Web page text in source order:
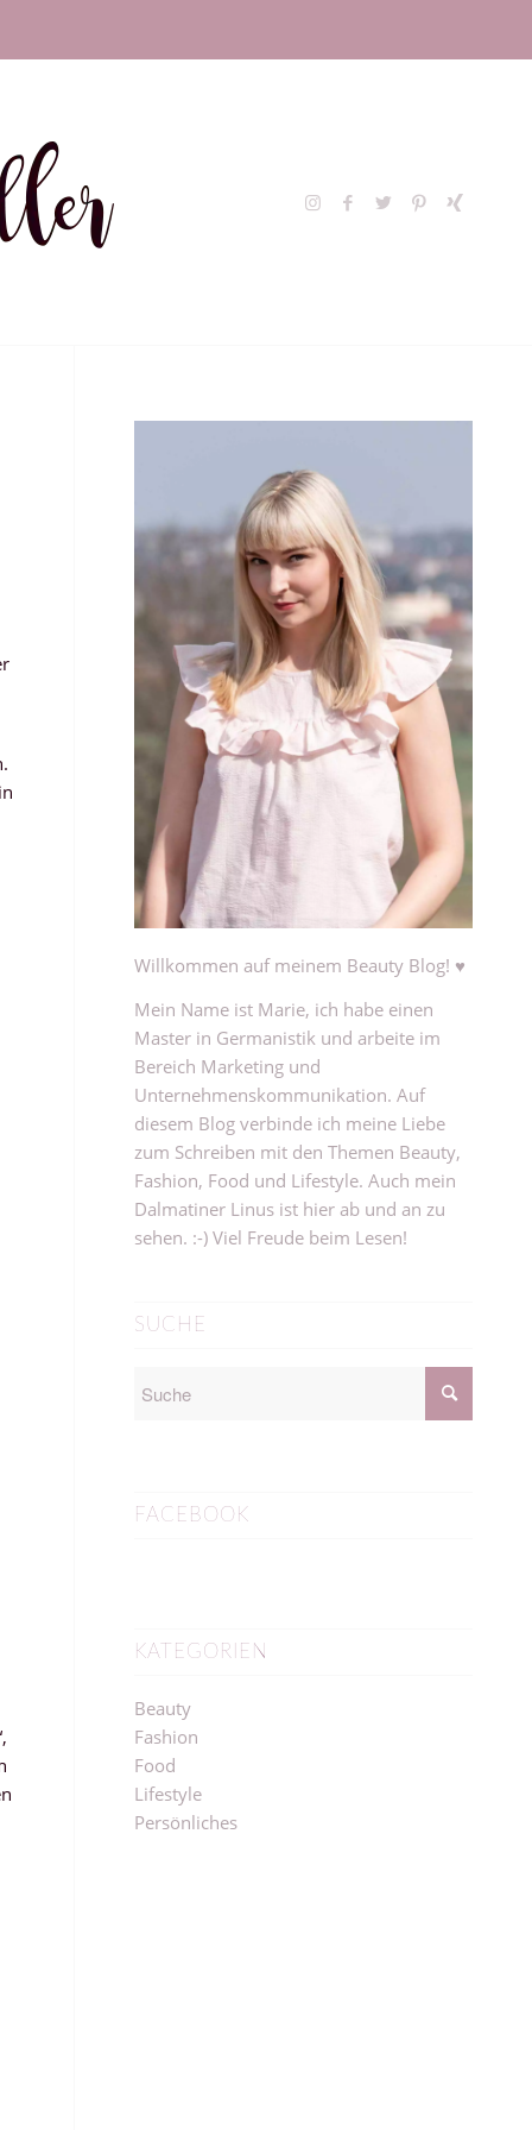
Willkommen auf meinem Beauty Blog! ♥
Mein Name ist Marie, ich habe einen
Master in Germanistik und arbeite im
Bereich Marketing und
Unternehmenskommunikation. Auf
diesem Blog verbinde ich meine Liebe
zum Schreiben mit den Themen Beauty,
Fashion, Food und Lifestyle. Auch mein
Dalmatiner Linus ist hier ab und an zu
sehen. :-) Viel Freude beim Lesen!
SUCHE
FACEBOOK
KATEGORIEN
Beauty
Fashion
Food
Lifestyle
Persönliches